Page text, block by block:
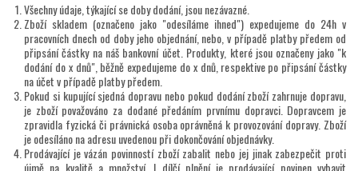
Všechny údaje, týkající se doby dodání, jsou nezávazné.
Zboží skladem (označeno jako "odesíláme ihned") expedujeme do 24h v
pracovních dnech od doby jeho objednání, nebo, v případě platby předem od
připsání částky na náš bankovní účet. Produkty, které jsou označeny jako "k
dodání do x dnů", běžně expedujeme do x dnů, respektive po připsání částky
na účet v případě platby předem.
Pokud si kupující sjedná dopravu nebo pokud dodání zboží zahrnuje dopravu,
je zboží považováno za dodané předáním prvnímu dopravci. Dopravcem je
zpravidla fyzická či právnická osoba oprávněná k provozování dopravy. Zboží
je odesíláno na adresu uvedenou při dokončování objednávky.
Prodávající je vázán povinností zboží zabalit nebo jej jinak zabezpečit proti
újmě na kvalitě a množství. I dílčí plnění je prodávající povinen vybavit